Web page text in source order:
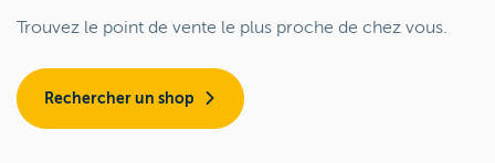
Trouvez le point de vente le plus proche de chez vous.
Rechercher un shop